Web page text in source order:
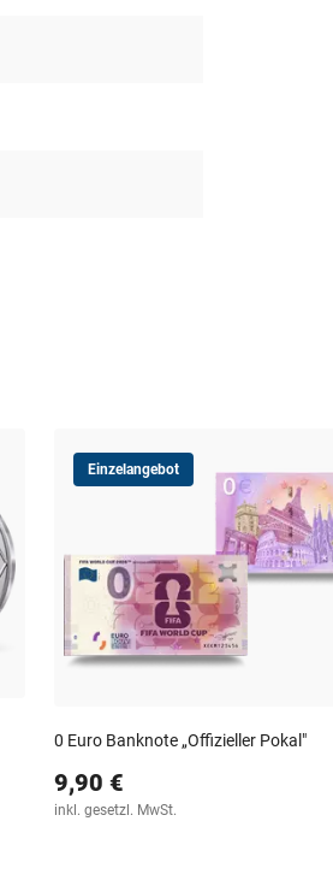
Einzelangebot
0 Euro Banknote „Offizieller Pokal"
9,90 €
inkl. gesetzl. MwSt.